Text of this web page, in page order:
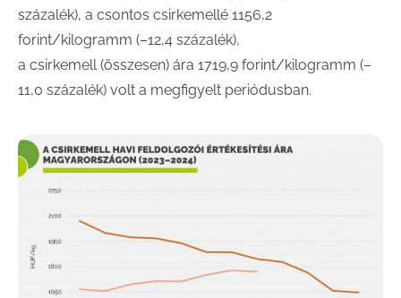
százalék), a csontos csirkemellé 1156,2
forint/kilogramm (–12,4 százalék),
a csirkemell (összesen) ára 1719,9 forint/kilogramm (–
11,0 százalék) volt a megfigyelt periódusban.